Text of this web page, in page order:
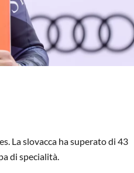
La slovacca ha superato di 43
di specialità.